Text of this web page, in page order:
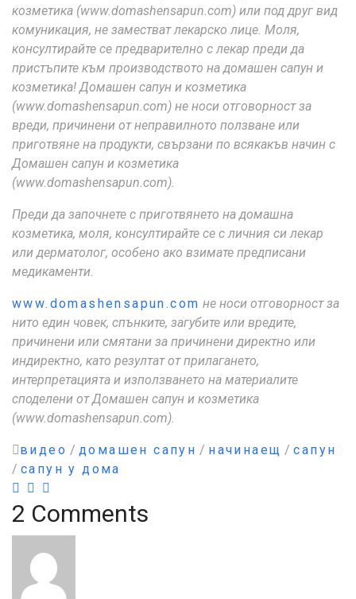
козметика (www.domashensapun.com) или под друг вид
комуникация, не заместват лекарско лице. Моля,
консултирайте се предварително с лекар преди да
пристъпите към производството на домашен сапун и
козметика! Домашен сапун и козметика
(www.domashensapun.com) не носи отговорност за
вреди, причинени от неправилното ползване или
приготвяне на продукти, свързани по всякакъв начин с
Домашен сапун и козметика
(www.domashensapun.com).
Преди да започнете с приготвянето на домашна
козметика, моля, консултирайте се с личния си лекар
или дерматолог, особено ако взимате предписани
медикаменти.
www.domashensapun.com не носи отговорност за
нито един човек, спънките, загубите или вредите,
причинени или смятани за причинени директно или
индиректно, като резултат от прилагането,
интерпретацията и използването на материалите
споделени от Домашен сапун и козметика
(www.domashensapun.com).
видео / домашен сапун / начинаещ /сапун
/ сапун у дома
2 Comments